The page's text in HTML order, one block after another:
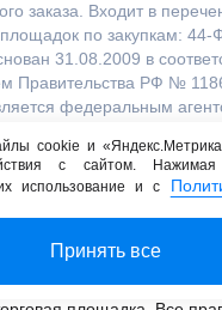
заказа. Входит в
по закупкам: 44-
31.08.2009 в
Правительства РФ №
федеральным
Российской Федерации.
аукционный
cookie и
с сайтом.
использование и с
Принять все